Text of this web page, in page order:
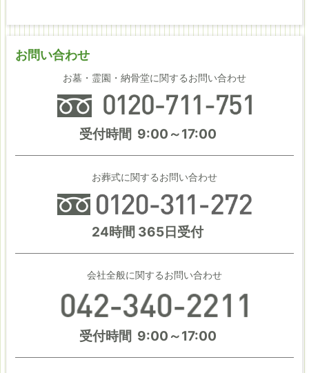
お問い合わせ
お墓・霊園・納骨堂に関するお問い合わせ
受付時間 9:00～17:00
お葬式に関するお問い合わせ
24時間 365日受付
会社全般に関するお問い合わせ
受付時間 9:00～17:00